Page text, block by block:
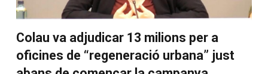
Colau va adjudicar 13 milions per a
oficines de “regeneració urbana” just